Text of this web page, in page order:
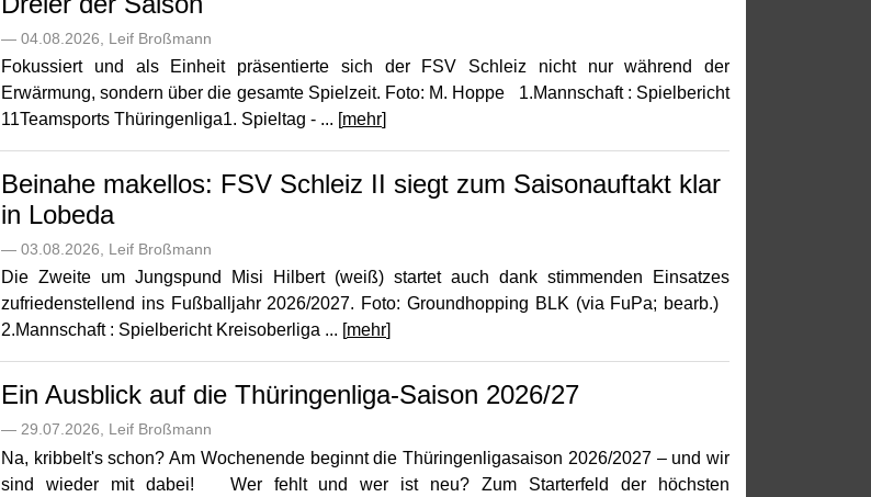
— 04.08.2026, Leif Broßmann
Fokussiert und als Einheit präsentierte sich der FSV Schleiz nicht nur während der
Erwärmung, sondern über die gesamte Spielzeit. Foto: M. Hoppe 1.Mannschaft : Spielbericht
11Teamsports Thüringenliga1. Spieltag - ... [mehr]
Beinahe makellos: FSV Schleiz II siegt zum Saisonauftakt klar
in Lobeda
— 03.08.2026, Leif Broßmann
Die Zweite um Jungspund Misi Hilbert (weiß) startet auch dank stimmenden Einsatzes
zufriedenstellend ins Fußballjahr 2026/2027. Foto: Groundhopping BLK (via FuPa; bearb.)
2.Mannschaft : Spielbericht Kreisoberliga ... [mehr]
Ein Ausblick auf die Thüringenliga-Saison 2026/27
— 29.07.2026, Leif Broßmann
Na, kribbelt's schon? Am Wochenende beginnt die Thüringenligasaison 2026/2027 – und wir
sind wieder mit dabei! Wer fehlt und wer ist neu? Zum Starterfeld der höchsten